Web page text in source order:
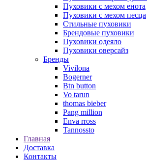
Пуховики с мехом енота
Пуховики с мехом песца
Стильные пуховики
Брендовые пуховики
Пуховики одеяло
Пуховики оверсайз
Бренды
Vivilona
Bogerner
Btn button
Vo tarun
thomas bieber
Pang million
Enva rross
Tannossto
Главная
Доставка
Контакты